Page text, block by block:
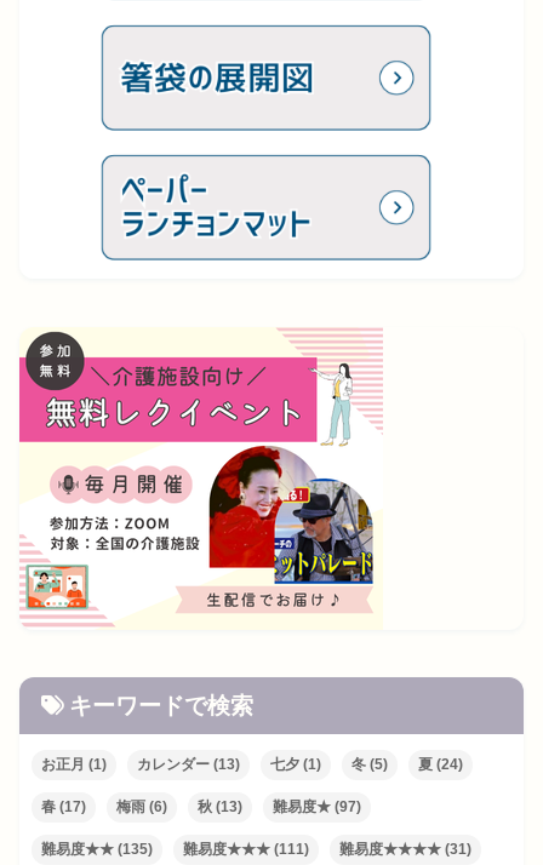
キーワードで検索
お正月 (1) カレンダー (13) 七夕 (1) 冬 (5) 夏 (24)
春 (17) 梅雨 (6) 秋 (13) 難易度★ (97)
難易度★★ (135) 難易度★★★ (111) 難易度★★★★ (31)